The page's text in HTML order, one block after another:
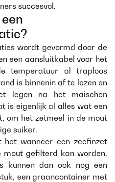
succesvol.
wordt gevormd door de
een aansluitkabel voor het
temperatuur al traploos
is binnenin af te lezen en
legen na het maischen
is eigenlijk al alles wat een
om het zetmeel in de mout
suiker.
wanneer een zeefinzet
mout gefilterd kan worden.
kunnen dan ook nog een
een graancontainer met